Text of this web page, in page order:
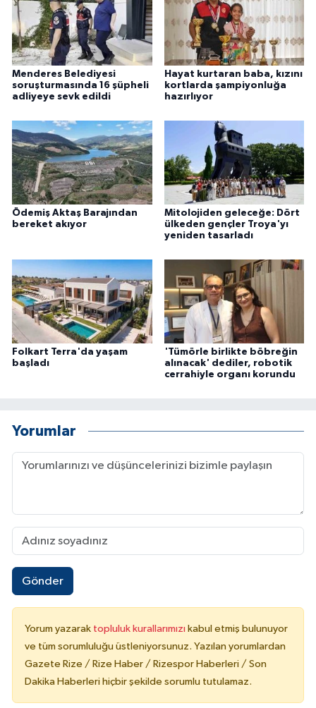
Menderes Belediyesi
soruşturmasında 16 şüpheli
adliyeye sevk edildi
Hayat kurtaran baba, kızını
kortlarda şampiyonluğa
hazırlıyor
Ödemiş Aktaş Barajından
bereket akıyor
Mitolojiden geleceğe: Dört
ülkeden gençler Troya'yı
yeniden tasarladı
Folkart Terra'da yaşam
başladı
'Tümörle birlikte böbreğin
alınacak' dediler, robotik
cerrahiyle organı korundu
Yorumlar
Gönder
Yorum yazarak topluluk kurallarımızı kabul etmiş bulunuyor
ve tüm sorumluluğu üstleniyorsunuz. Yazılan yorumlardan
Gazete Rize / Rize Haber / Rizespor Haberleri / Son
Dakika Haberleri hiçbir şekilde sorumlu tutulamaz.
TEKNOLOJİ
Turizm
ÜLKE GÜNDEMİ
YAŞAM
YEREL
Yerel Haberler